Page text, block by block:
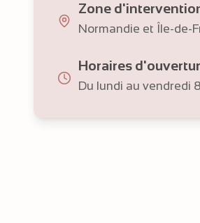
Zone
Normandie et Île-de-
Horaires
Du lundi au vendredi